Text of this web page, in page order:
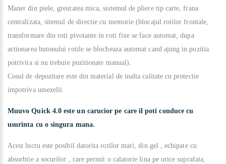
Maner din piele, greutatea mica, sistemul de pliere tip carte, frana
centralizata, sitemul de directie cu memorie (blocajul rotilor frontale,
transformare din roti pivotante in roti fixe se face automat, dupa
actionarea butonului rotile se blocheaza automat cand ajung in pozitia
potrivita si nu trebuie pozitionate manual).
Cosul de depozitare este din material de inalta calitate cu protectie
impotriva umezelii.
Muuvo Quick 4.0 este un carucior pe care il poti conduce cu
usurinta cu o singura mana.
Acest lucru este posibil datorita rotilor mari, din gel , echipate cu
absorbtie a socurilor , care permit o calatorie lina pe orice suprafata,